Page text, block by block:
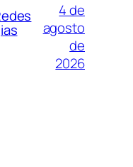
4 de
agosto
de
2026